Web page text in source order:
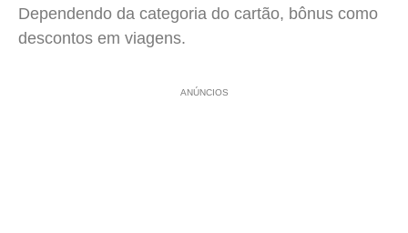
Dependendo da categoria do cartão, bônus como
descontos em viagens.
ANÚNCIOS